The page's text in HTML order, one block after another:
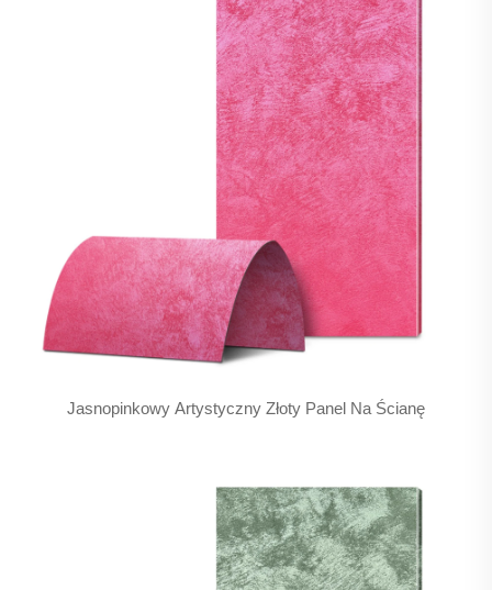
Jasnopinkowy Artystyczny Złoty Panel Na Ścianę